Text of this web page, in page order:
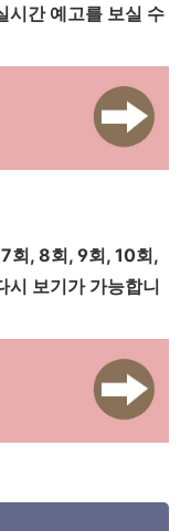
시간 예고를 보실 수
회, 8회, 9회, 10회,
시 보기가 가능합니